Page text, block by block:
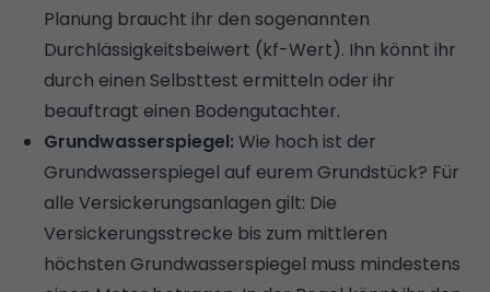
Planung braucht ihr den sogenannten
Durchlässigkeitsbeiwert (kf-Wert). Ihn könnt ihr
durch einen Selbsttest ermitteln oder ihr
beauftragt einen Bodengutachter.
Grundwasserspiegel: Wie hoch ist der
Grundwasserspiegel auf eurem Grundstück? Für
alle Versickerungsanlagen gilt: Die
Versickerungsstrecke bis zum mittleren
höchsten Grundwasserspiegel muss mindestens